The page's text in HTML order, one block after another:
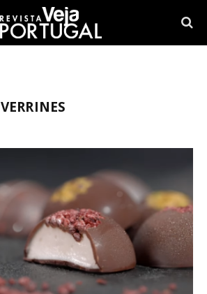
VERRINES